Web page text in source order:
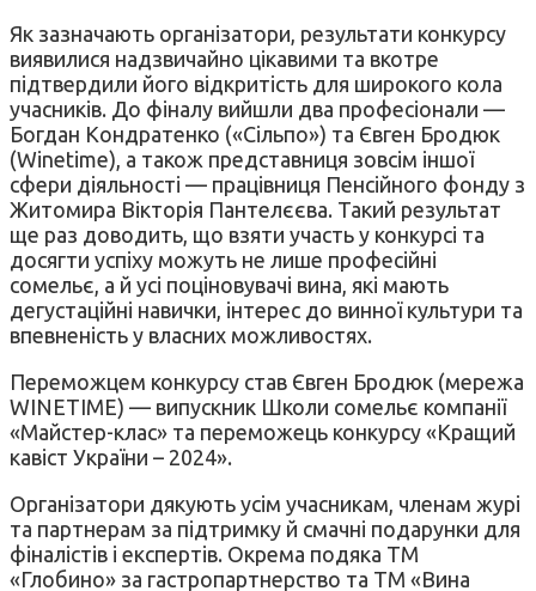
Як зазначають організатори, результати конкурсу
виявилися надзвичайно цікавими та вкотре
підтвердили його відкритість для широкого кола
учасників. До фіналу вийшли два професіонали —
Богдан Кондратенко («Сільпо») та Євген Бродюк
(Winetime), а також представниця зовсім іншої
сфери діяльності — працівниця Пенсійного фонду з
Житомира Вікторія Пантелєєва. Такий результат
ще раз доводить, що взяти участь у конкурсі та
досягти успіху можуть не лише професійні
сомельє, а й усі поціновувачі вина, які мають
дегустаційні навички, інтерес до винної культури та
впевненість у власних можливостях.
Переможцем конкурсу став Євген Бродюк (мережа
WINETIME) — випускник Школи сомельє компанії
«Майстер-клас» та переможець конкурсу «Кращий
кавіст України – 2024».
Організатори дякують усім учасникам, членам журі
та партнерам за підтримку й смачні подарунки для
фіналістів і експертів. Окрема подяка ТМ
«Глобино» за гастропартнерство та ТМ «Вина